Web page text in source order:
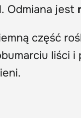
Odmiana jest
część
liści